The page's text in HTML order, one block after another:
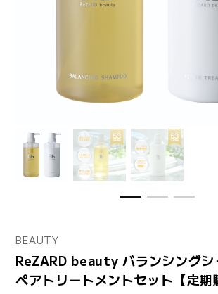
BEAUTY
ReZARD beauty バランシングシ
ペアトリートメントセット【定期